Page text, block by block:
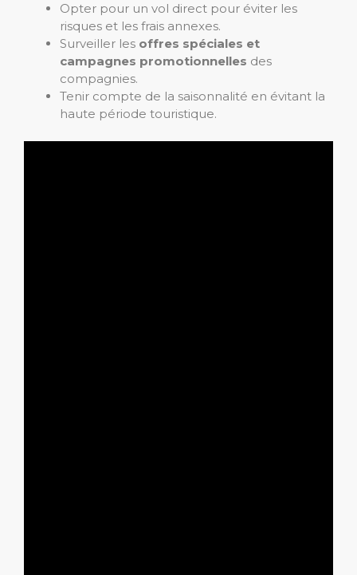
Opter pour un vol direct pour éviter les
risques et les frais annexes.
Surveiller les offres spéciales et
campagnes promotionnelles des
compagnies.
Tenir compte de la saisonnalité en évitant la
haute période touristique.